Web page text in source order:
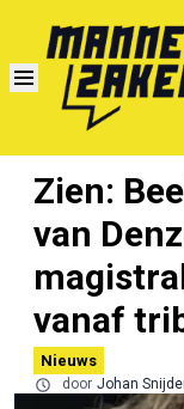
Zien:
van
vanaf
Nieuws
door Johan